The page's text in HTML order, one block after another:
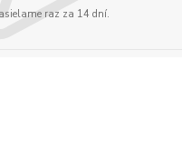
raz za 14 dní.